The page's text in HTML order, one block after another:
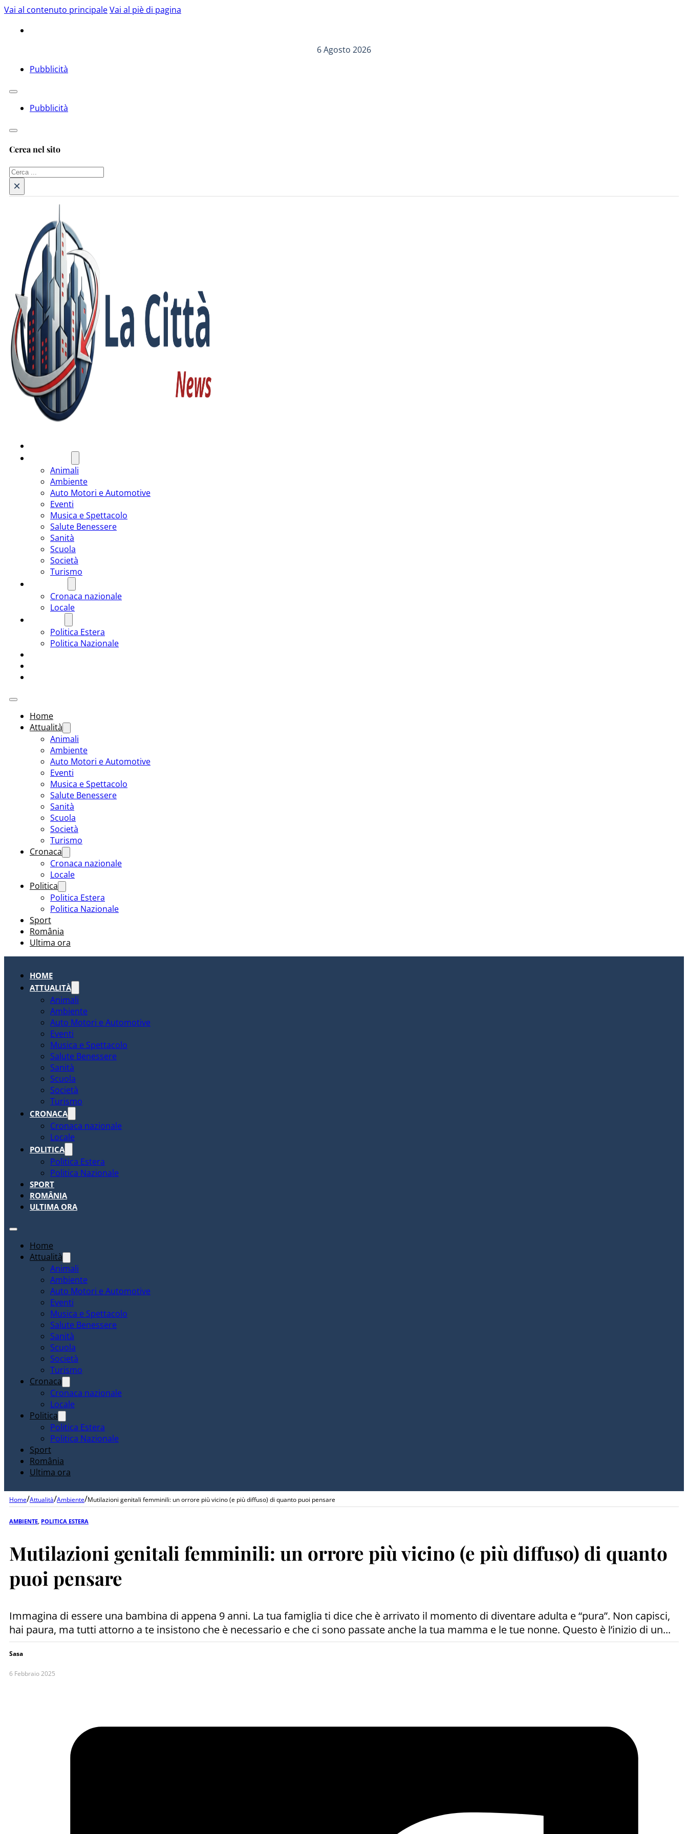
Vai al contenuto principaleVai al piè di pagina
6 Agosto 2026
Pubblicità
Pubblicità
Cerca nel sito
Cerca
×
Animali
Ambiente
Auto Motori e Automotive
Eventi
Musica e Spettacolo
Salute Benessere
Sanità
Scuola
Società
Turismo
Cronaca nazionale
Locale
Politica Estera
Politica Nazionale
Home
Attualità
Animali
Ambiente
Auto Motori e Automotive
Eventi
Musica e Spettacolo
Salute Benessere
Sanità
Scuola
Società
Turismo
Cronaca
Cronaca nazionale
Locale
Politica
Politica Estera
Politica Nazionale
Sport
România
Ultima ora
HOME
ATTUALITÀ
Animali
Ambiente
Auto Motori e Automotive
Eventi
Musica e Spettacolo
Salute Benessere
Sanità
Scuola
Società
Turismo
CRONACA
Cronaca nazionale
Locale
POLITICA
Politica Estera
Politica Nazionale
SPORT
ROMÂNIA
ULTIMA ORA
Home
Attualità
Animali
Ambiente
Auto Motori e Automotive
Eventi
Musica e Spettacolo
Salute Benessere
Sanità
Scuola
Società
Turismo
Cronaca
Cronaca nazionale
Locale
Politica
Politica Estera
Politica Nazionale
Sport
România
Ultima ora
Home/Attualità/Ambiente/Mutilazioni genitali femminili: un orrore più vicino (e più diffuso) di quanto puoi pensare
AMBIENTE POLITICA ESTERA
Mutilazioni genitali femminili: un orrore più vicino (e più diffuso) di quanto
puoi pensare
Immagina di essere una bambina di appena 9 anni. La tua famiglia ti dice che è arrivato il momento di diventare adulta e “pura”. Non capisci,
hai paura, ma tutti attorno a te insistono che è necessario e che ci sono passate anche la tua mamma e le tue nonne. Questo è l’inizio di un...
Sasa
6 Febbraio 2025